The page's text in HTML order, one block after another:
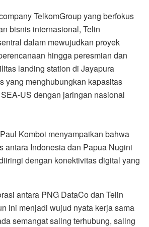
TelkomGroup yang berfokus
bisnis internasional, Telin
dalam mewujudkan proyek
hingga peresmian dan
landing station di Jayapura
yang menghubungkan kapasitas
US dengan jaringan nasional
Komboi menyampaikan bahwa
antara Indonesia dan Papua Nugini
dengan konektivitas digital yang
antara PNG DataCo dan Telin
ini menjadi wujud nyata kerja sama
semangat saling terhubung, saling